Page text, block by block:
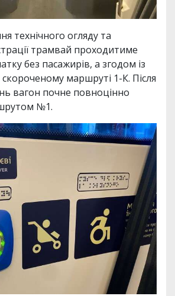
технічного огляду та
трамвай проходитиме
без пасажирів, а згодом із
маршруті 1-К. Після
вагон почне повноцінно
№1.